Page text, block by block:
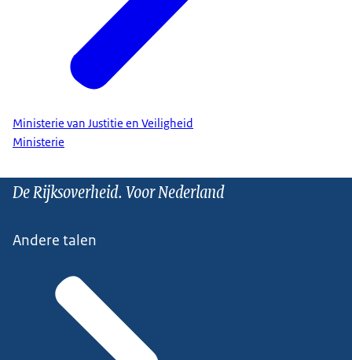
Ministerie van Justitie en Veiligheid
Ministerie
De Rijksoverheid. Voor Nederland
Andere talen